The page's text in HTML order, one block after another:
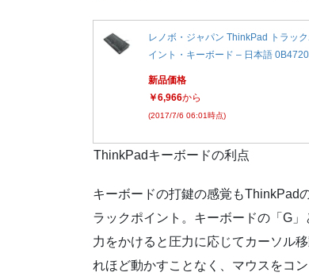
レノボ・ジャパン ThinkPad トラッ
イント・キーボード – 日本語
新品価格
￥6,966から
(2017/7/6 06:01時点)
ThinkPadキーボードの利点
キーボードの打鍵の感覚もThinkPad
ラックポイント。キーボードの「G
力をかけると圧力に応じてカーソル
れほど動かすことなく、マウスをコ